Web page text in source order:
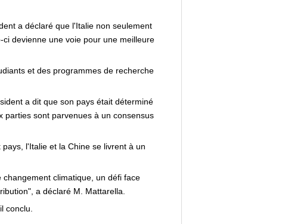
a déclaré que l'Italie non seulement
devienne une voie pour une meilleure
et des programmes de recherche
a dit que son pays était déterminé
parties sont parvenues à un consensus
l'Italie et la Chine se livrent à un
climatique, un défi face
a déclaré M. Mattarella.
conclu.